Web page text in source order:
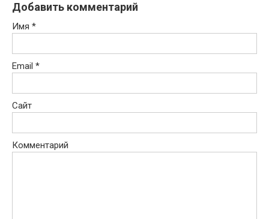
Добавить комментарий
Имя *
Email *
Сайт
Комментарий